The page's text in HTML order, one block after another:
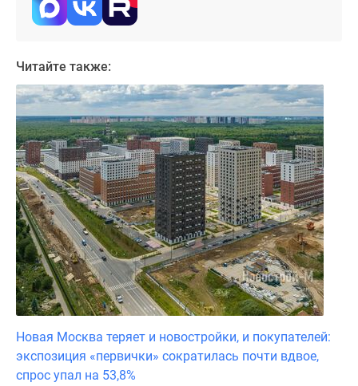
Читайте также:
Новая Москва теряет и новостройки, и покупателей:
экспозиция «первички» сократилась почти вдвое,
спрос упал на 53,8%